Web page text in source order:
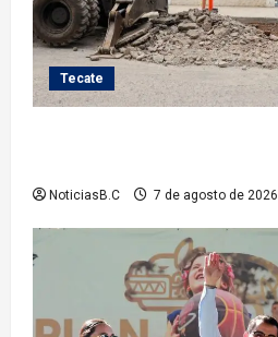
Tecate
NoticiasB.C 7 de agosto de 2026